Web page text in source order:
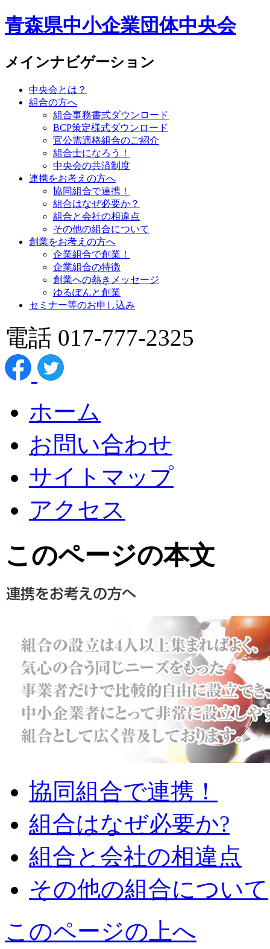
青森県中小企業団体中央会
メインナビゲーション
中央会とは？
組合の方へ
組合事務書式ダウンロード
BCP策定様式ダウンロード
官公需適格組合のご紹介
組合士になろう！
中央会の共済制度
連携をお考えの方へ
協同組合で連携！
組合はなぜ必要か？
組合と会社の相違点
その他の組合について
創業をお考えの方へ
企業組合で創業！
企業組合の特徴
創業への熱きメッセージ
ゆるぽんと創業
セミナー等のお申し込み
電話 017-777-2325
ホーム
お問い合わせ
サイトマップ
アクセス
このページの本文
協同組合で連携！
組合はなぜ必要か?
組合と会社の相違点
その他の組合について
このページの上へ